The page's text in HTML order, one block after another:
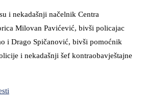
i nekadašnji načelnik Centra
Milovan Pavićević, bivši policajac
i Drago Spičanović, bivši pomoćnik
i nekadašnji šef kontraobavještajne